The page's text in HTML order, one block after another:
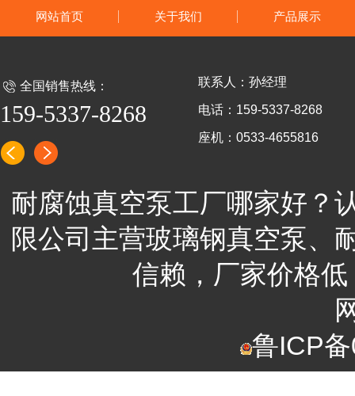
网站首页 关于我们 产品展示
全国销售热线：
159-5337-8268
联系人：孙经理
电话：159-5337-8268
座机：0533-4655816
耐腐蚀真空泵工厂哪家好？
限公司 主营玻璃钢真空泵、
信赖， 厂家价格
鲁ICP